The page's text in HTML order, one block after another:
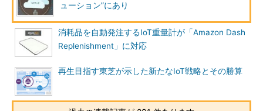
ューション”にあり
消耗品を自動発注するIoT重量計が「Amazon Dash
Replenishment」に対応
再生目指す東芝が示した新たなIoT戦略とその勝算